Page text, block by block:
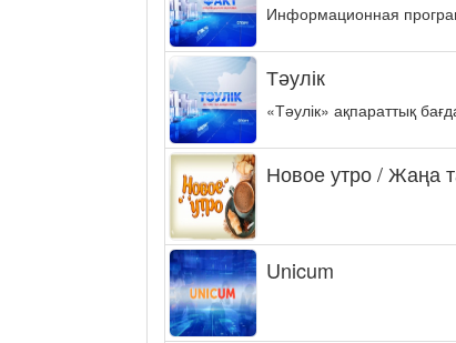
Информационная
Тәулік
«Тәулік» ақпараттық
Новое утро / Жаңа
Unicum